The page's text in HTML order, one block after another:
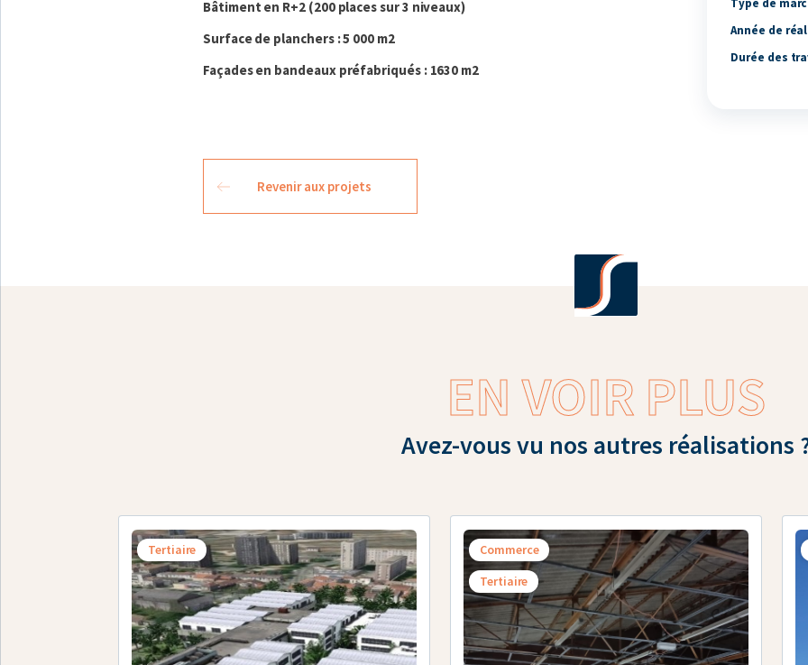
Bâtiment en R+2 (200 places sur 3 niveaux)
Surface de planchers : 5 000 m2
Façades en bandeaux préfabriqués : 1630 m2
Revenir aux projets
Type de
Année de
Durée des
EN VOIR PLUS
Avez-vous vu nos autres réalisations
Tertiaire
Commerce
Tertiaire